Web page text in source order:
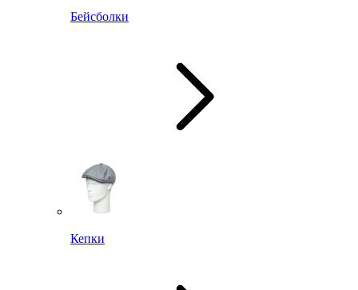
Бейсболки
Кепки